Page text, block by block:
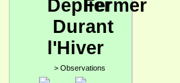
Durant
l'Hiver
> Observations